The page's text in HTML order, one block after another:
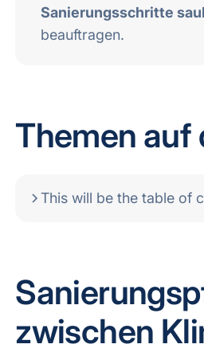
Sanierungsschritte
beauftragen.
Themen auf
This will be the table of
zwischen